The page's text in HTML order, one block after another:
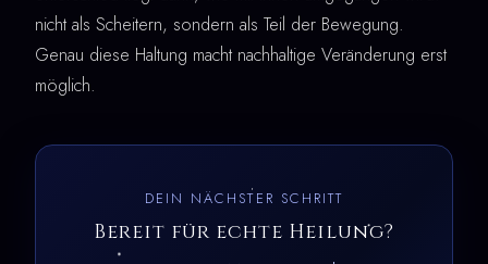
nicht als Scheitern, sondern als Teil der Bewegung.
Genau diese Haltung macht nachhaltige Veränderung erst
möglich.
DEIN NÄCHSTER SCHRITT
Bereit für echte Heilung?